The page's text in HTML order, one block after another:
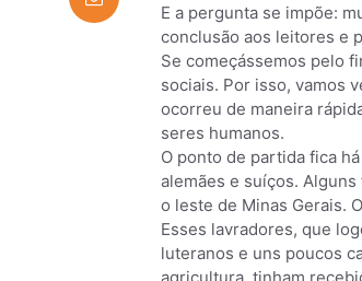
E a pergunta se impõe:
conclusão aos leitores e
Se começássemos pelo
sociais. Por isso, vamos
ocorreu de maneira
seres humanos.
O ponto de partida fica
alemães e suíços.
o leste de Minas Gerais.
Esses lavradores, que
luteranos e uns poucos